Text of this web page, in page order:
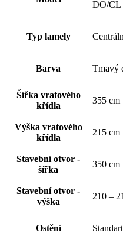
DO/CL
Typ lamely
Barva Tmavý
Šířka vratového
křídla
355 cm
Výška vratového
křídla
215 cm
Stavební otvor -
šířka
350 cm
Stavební otvor -
výška
210 –
Ostění